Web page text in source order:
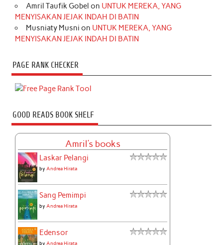
Amril Taufik Gobel on UNTUK MEREKA, YANG
MENYISAKAN JEJAK INDAH DI BATIN
Musniaty Musni on UNTUK MEREKA, YANG
MENYISAKAN JEJAK INDAH DI BATIN
PAGE RANK CHECKER
GOOD READS BOOK SHELF
Amril's books
Laskar Pelangi
byAndrea Hirata
Sang Pemimpi
byAndrea Hirata
Edensor
byAndrea Hirata